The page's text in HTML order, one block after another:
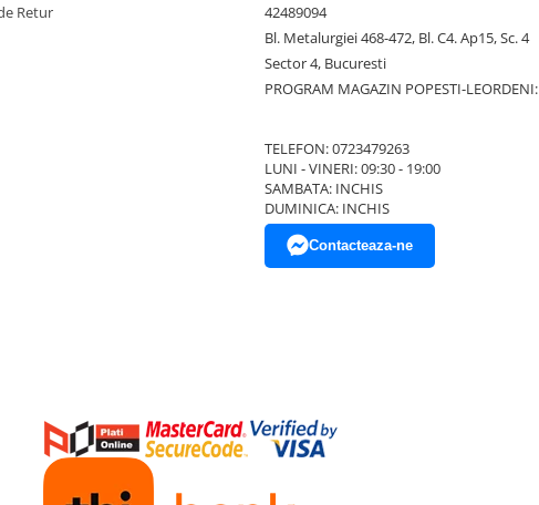
Retur
42489094
Bl. Metalurgiei 468-472, Bl. C4. Ap15, Sc. 4
Sector 4, Bucuresti
PROGRAM MAGAZIN POPESTI-LEORDENI:
TELEFON: 0723479263
LUNI - VINERI: 09:30 - 19:00
SAMBATA: INCHIS
DUMINICA: INCHIS
Contacteaza-ne